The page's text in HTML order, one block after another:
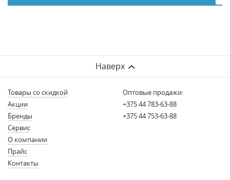
Наверх
Товары со скидкой
Акции
Бренды
Сервис
О компании
Прайс
Контакты
Оптовые продажи:
+375 44 783-63-88
+375 44 753-63-88